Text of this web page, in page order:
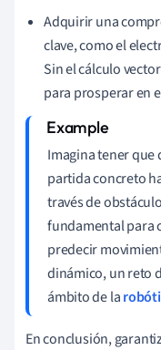
Adquirir una
clave, como el
Sin el cálculo
para prosperar en
Imagina tener
partida concreto
través de
fundamental para
predecir
dinámico, un reto
ámbito de la
En conclusión,